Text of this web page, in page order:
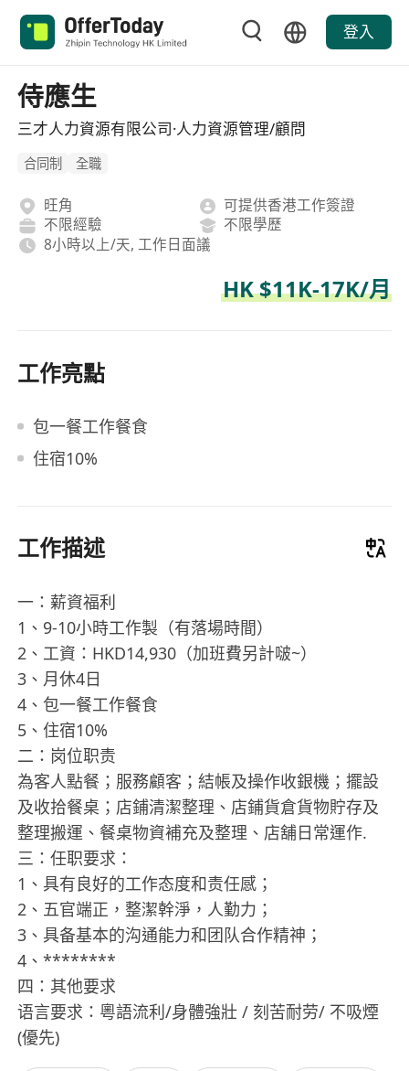
登入
侍應生
三才人力資源有限公司·人力資源管理/顧問
合同制 全職
旺角
可提供香港工作簽證
不限經驗
不限學歷
8小時以上/天, 工作日面議
HK $11K-17K/月
工作亮點
包一餐工作餐食
住宿10%
工作描述
一：薪資福利
1、9-10小時工作製（有落場時間）
2、工資：HKD14,930（加班費另計啵~）
3、月休4日
4、包一餐工作餐食
5、住宿10%
二：岗位职责
為客人點餐；服務顧客；結帳及操作收銀機；擺設
及收拾餐桌；店鋪清潔整理、店鋪貨倉貨物貯存及
整理搬運、餐桌物資補充及整理、店舖日常運作.
三：任职要求：
1、具有良好的工作态度和责任感；
2、五官端正，整潔幹淨，人勤力；
3、具备基本的沟通能力和团队合作精神；
4、********
四：其他要求
语言要求：粵語流利/身體強壯 / 刻苦耐劳/ 不吸煙
(優先)